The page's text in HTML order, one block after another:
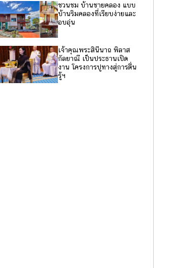
ชวนชม บ้านชายคลอง แบบ
บ้านริมคลองที่เรียบง่ายและ
อบอุ่น
เจ้าคุณพระสินีนาถ พิลาส
กัลยาณี เป็นประธานเปิด
งาน โครงการปูทางสู่การตื่น
รู้ฯ